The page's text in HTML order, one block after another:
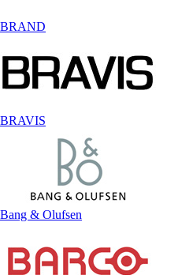
BRAND
BRAVIS
Bang & Olufsen